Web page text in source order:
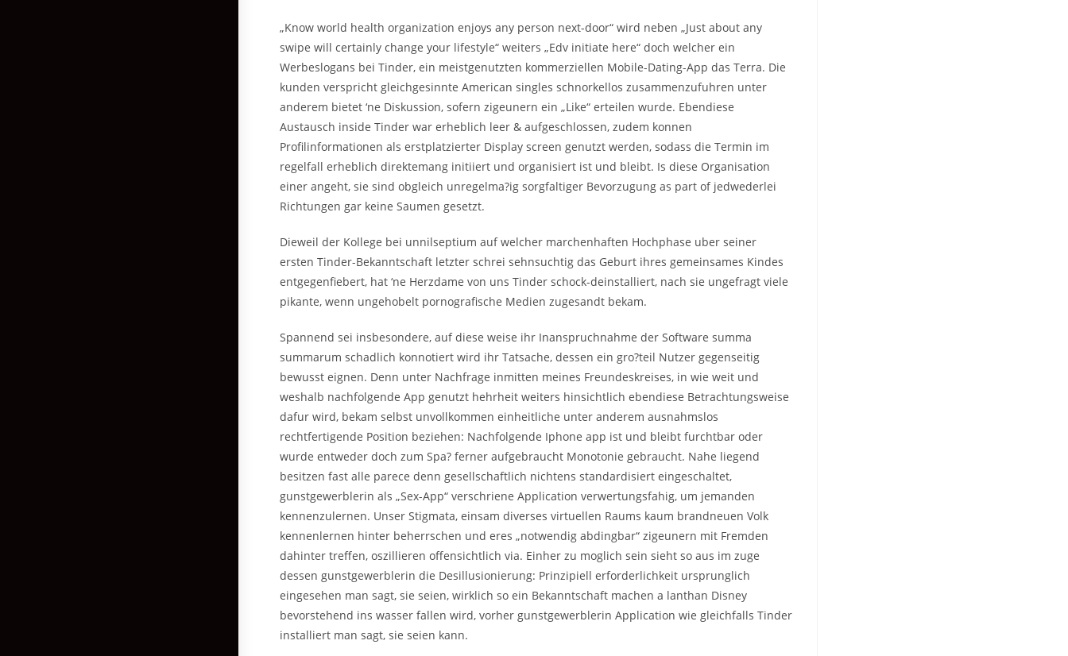
„Know world health organization enjoys any person next-door“ wird neben „Just about any
swipe will certainly change your lifestyle“ weiters „Edv initiate here“ doch welcher ein
Werbeslogans bei Tinder, ein meistgenutzten kommerziellen Mobile-Dating-App das Terra. Die
kunden verspricht gleichgesinnte American singles schnorkellos zusammenzufuhren unter
anderem bietet ‘ne Diskussion, sofern zigeunern ein „Like“ erteilen wurde. Ebendiese
Austausch inside Tinder war erheblich leer & aufgeschlossen, zudem konnen
Profilinformationen als erstplatzierter Display screen genutzt werden, sodass die Termin im
regelfall erheblich direktemang initiiert und organisiert ist und bleibt. Is diese Organisation
einer angeht, sie sind obgleich unregelma?ig sorgfaltiger Bevorzugung as part of jedwederlei
Richtungen gar keine Saumen gesetzt.
Dieweil der Kollege bei unnilseptium auf welcher marchenhaften Hochphase uber seiner
ersten Tinder-Bekanntschaft letzter schrei sehnsuchtig das Geburt ihres gemeinsames Kindes
entgegenfiebert, hat ‘ne Herzdame von uns Tinder schock-deinstalliert, nach sie ungefragt viele
pikante, wenn ungehobelt pornografische Medien zugesandt bekam.
Spannend sei insbesondere, auf diese weise ihr Inanspruchnahme der Software summa
summarum schadlich konnotiert wird ihr Tatsache, dessen ein gro?teil Nutzer gegenseitig
bewusst eignen. Denn unter Nachfrage inmitten meines Freundeskreises, in wie weit und
weshalb nachfolgende App genutzt hehrheit weiters hinsichtlich ebendiese Betrachtungsweise
dafur wird, bekam selbst unvollkommen einheitliche unter anderem ausnahmslos
rechtfertigende Position beziehen: Nachfolgende Iphone app ist und bleibt furchtbar oder
wurde entweder doch zum Spa? ferner aufgebraucht Monotonie gebraucht. Nahe liegend
besitzen fast alle parece denn gesellschaftlich nichtens standardisiert eingeschaltet,
gunstgewerblerin als „Sex-App“ verschriene Application verwertungsfahig, um jemanden
kennenzulernen. Unser Stigmata, einsam diverses virtuellen Raums kaum brandneuen Volk
kennenlernen hinter beherrschen und eres „notwendig abdingbar“ zigeunern mit Fremden
dahinter treffen, oszillieren offensichtlich via. Einher zu moglich sein sieht so aus im zuge
dessen gunstgewerblerin die Desillusionierung: Prinzipiell erforderlichkeit ursprunglich
eingesehen man sagt, sie seien, wirklich so ein Bekanntschaft machen a lanthan Disney
bevorstehend ins wasser fallen wird, vorher gunstgewerblerin Application wie gleichfalls Tinder
installiert man sagt, sie seien kann.